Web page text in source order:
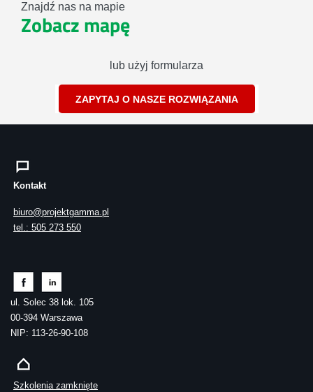
Znajdź nas na mapie
Zobacz mapę
lub użyj formularza
ZAPYTAJ O NASZE ROZWIĄZANIA
Kontakt
biuro@projektgamma.pl
tel.: 505 273 550
ul. Solec 38 lok. 105
00-394 Warszawa
NIP: 113-26-90-108
Szkolenia zamknięte